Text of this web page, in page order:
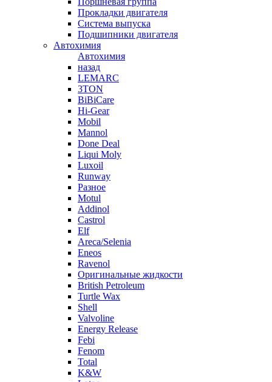
Прокладки двигателя
Система выпуска
Подшипники двигателя
Автохимия
Автохимия
назад
LEMARC
3TON
BiBiCare
Hi-Gear
Mobil
Mannol
Done Deal
Liqui Moly
Luxoil
Runway
Разное
Motul
Addinol
Castrol
Elf
Areca/Selenia
Eneos
Ravenol
Оригинальные жидкости
British Petroleum
Turtle Wax
Shell
Valvoline
Energy Release
Febi
Fenom
Total
K&W